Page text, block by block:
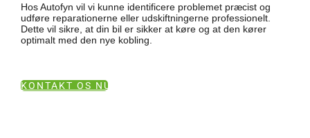
Hos Autofyn vil vi kunne identificere problemet præcist og
udføre reparationerne eller udskiftningerne professionelt.
Dette vil sikre, at din bil er sikker at køre og at den kører
optimalt med den nye kobling.
KONTAKT OS NU